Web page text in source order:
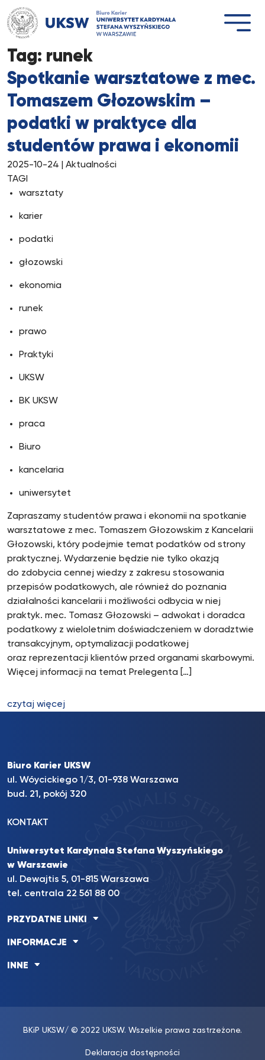
Przejdź
do
treści
Tag: runek
Spotkanie warsztatowe z mec.
Tomaszem Głozowskim –
podatki w praktyce dla
studentów prawa i ekonomii
2025-10-24 | Aktualności
TAGI
warsztaty
karier
podatki
głozowski
ekonomia
runek
prawo
Praktyki
UKSW
BK UKSW
praca
Biuro
kancelaria
uniwersytet
Zapraszamy studentów prawa i ekonomii na spotkanie
warsztatowe z mec. Tomaszem Głozowskim z Kancelarii
Głozowski, który podejmie temat podatków od strony
praktycznej. Wydarzenie będzie nie tylko okazją
do zdobycia cennej wiedzy z zakresu stosowania
przepisów podatkowych, ale również do poznania
działalności kancelarii i możliwości odbycia w niej
praktyk. mec. Tomasz Głozowski – adwokat i doradca
podatkowy z wieloletnim doświadczeniem w doradztwie
transakcyjnym, optymalizacji podatkowej
oraz reprezentacji klientów przed organami skarbowymi.
Więcej informacji na temat Prelegenta […]
czytaj więcej
Biuro Karier UKSW
ul. Wóycickiego 1/3, 01-938 Warszawa
bud. 21, pokój 320
KONTAKT
Uniwersytet Kardynała Stefana Wyszyńskiego
w Warszawie
ul. Dewajtis 5, 01-815 Warszawa
tel. centrala 22 561 88 00
PRZYDATNE LINKI
INFORMACJE
INNE
BKiP UKSW/ © 2022 UKSW. Wszelkie prawa zastrzeżone.
Deklaracja dostępności